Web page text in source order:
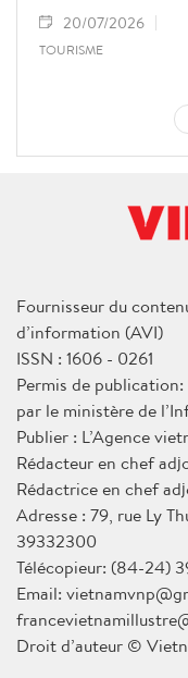
20/07/2026
TOURISME
Fournisseur du
d’information (AVI)
ISSN : 1606 - 0261
Permis de publication:
par le ministère de
Publier : L’Agence
Rédacteur en chef
Rédactrice en chef
Adresse : 79, rue Ly
39332300
Télécopieur: (84-24)
Email:
Droit d’auteur ©